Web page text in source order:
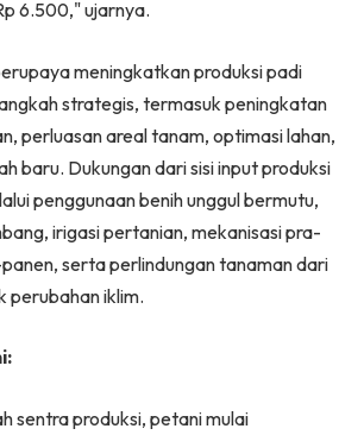
6.500," ujarnya.
meningkatkan produksi padi
strategis, termasuk peningkatan
perluasan areal tanam, optimasi lahan,
baru. Dukungan dari sisi input produksi
penggunaan benih unggul bermutu,
irigasi pertanian, mekanisasi pra-
serta perlindungan tanaman dari
perubahan iklim.
sentra produksi, petani mulai